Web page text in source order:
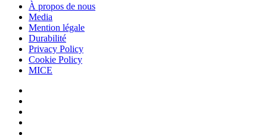
À propos de nous
Media
Mention légale
Durabilité
Privacy Policy
Cookie Policy
MICE